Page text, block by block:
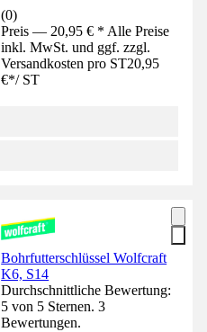
(0)
Preis — 20,95 € * Alle Preise
inkl. MwSt. und ggf. zzgl.
Versandkosten pro ST20,95
€*/ ST
Bohrfutterschlüssel Wolfcraft
K6, S14
Durchschnittliche Bewertung:
5 von 5 Sternen. 3
Bewertungen.